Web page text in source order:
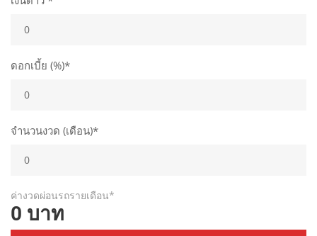
ดอกเบี้ย (%)*
จำนวนงวด (เดือน)*
ค่างวดผ่อนรถรายเดือน*
0 บาท